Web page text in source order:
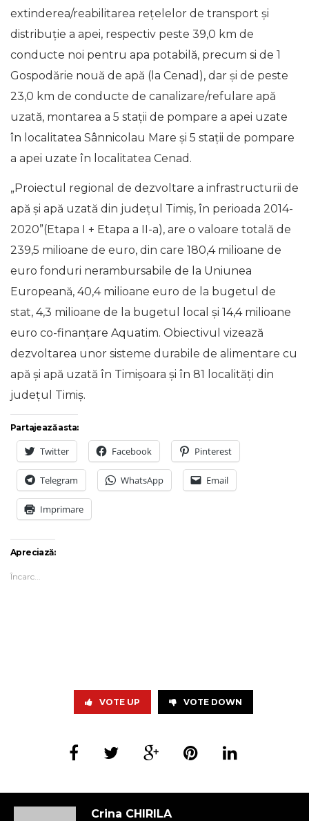
extinderea/reabilitarea rețelelor de transport și
distribuție a apei, respectiv peste 39,0 km de
conducte noi pentru apa potabilă, precum si de 1
Gospodărie nouă de apă (la Cenad), dar și de peste
23,0 km de conducte de canalizare/refulare apă
uzată, montarea a 5 stații de pompare a apei uzate
în localitatea Sânnicolau Mare și 5 stații de pompare
a apei uzate în localitatea Cenad.
„Proiectul regional de dezvoltare a infrastructurii de
apă și apă uzată din județul Timiș, în perioada 2014-
2020”(Etapa I + Etapa a II-a), are o valoare totală de
239,5 milioane de euro, din care 180,4 milioane de
euro fonduri nerambursabile de la Uniunea
Europeană, 40,4 milioane euro de la bugetul de
stat, 4,3 milioane de la bugetul local și 14,4 milioane
euro co-finanțare Aquatim. Obiectivul vizează
dezvoltarea unor sisteme durabile de alimentare cu
apă și apă uzată în Timișoara și în 81 localități din
județul Timiș.
Partajează asta:
Twitter Facebook Pinterest
Telegram WhatsApp Email
Imprimare
Apreciază:
Încarc...
VOTE UP VOTE DOWN
Crina CHIRILA